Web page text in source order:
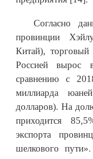
Согласно
провинции
Китай),
Россией
сравнению с
миллиарда
долларов). На
приходится
экспорта
шелкового